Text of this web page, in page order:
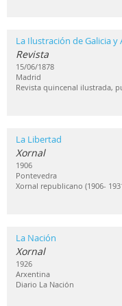
La Ilustración de Galicia y
Revista
15/06/1878
Madrid
Revista quincenal ilustrada,
La Libertad
Xornal
1906
Pontevedra
Xornal republicano (1906-
La Nación
Xornal
1926
Arxentina
Diario La Nación